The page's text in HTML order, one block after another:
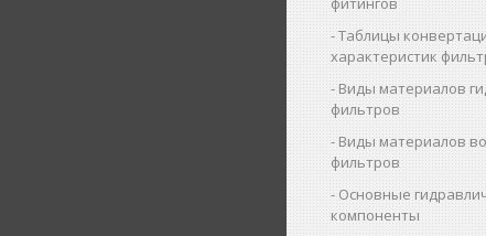
Таблицы
характеристик
Виды материалов
фильтров
Виды материалов
фильтров
Основные
компоненты